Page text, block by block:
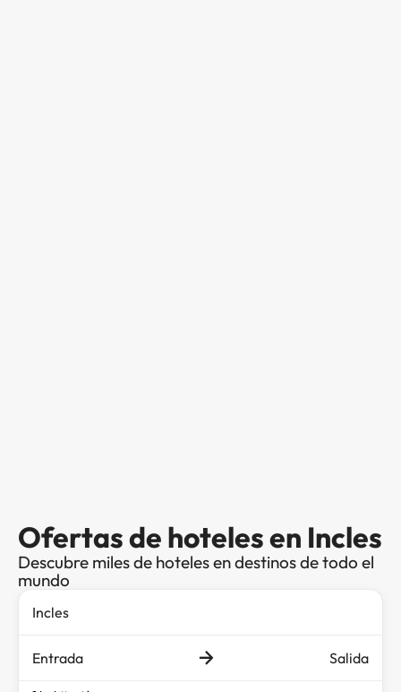
Ofertas de hoteles en Incles
Descubre miles de hoteles en destinos de todo el
mundo
Entrada Salida